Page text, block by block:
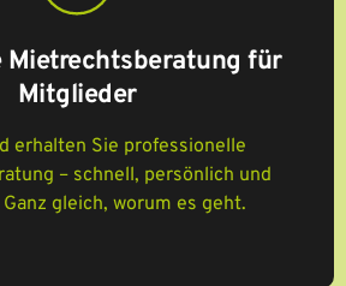
Mietrechtsberatung für
Mitglieder
erhalten Sie professionelle
– schnell, persönlich und
gleich, worum es geht.